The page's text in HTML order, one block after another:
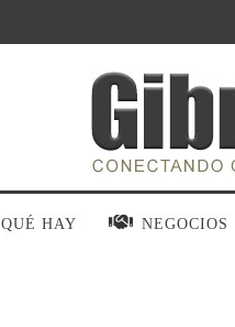
QUÉ HAY NEGOCIOS